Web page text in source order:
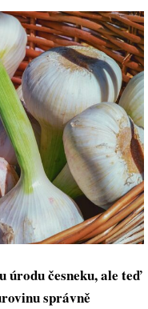
úrodu česneku, ale teď
správně